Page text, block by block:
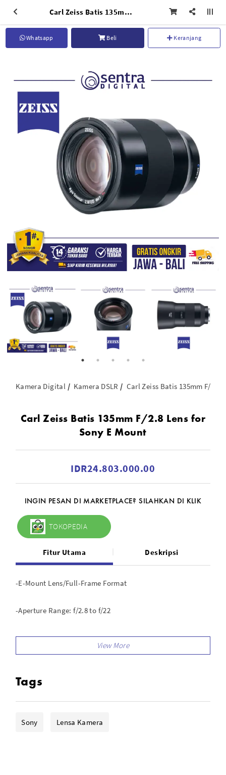
Carl Zeiss Batis 135mm F/2.8 Lens for Sony E Mount
Whatsapp Beli Keranjang
Kamera Digital Kamera DSLR Carl Zeiss Batis 135mm F/2.8
Carl Zeiss Batis 135mm F/2.8 Lens for
Sony E Mount
IDR24.803.000.00
INGIN PESAN DI MARKETPLACE? SILAHKAN DI KLIK
TOKOPEDIA
Fitur Utama Deskripsi
-E-Mount Lens/Full-Frame Format
-Aperture Range: f/2.8 to f/22
-Eight Low Dispersion Elements
Tags
Sony Lensa Kamera